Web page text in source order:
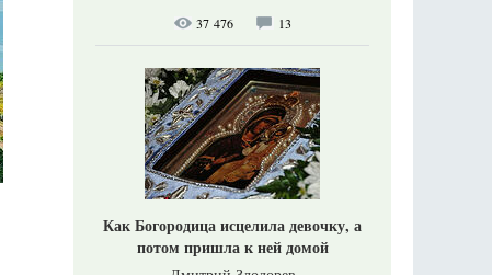
37 476 13
Как Богородица исцелила девочку, а
потом пришла к ней домой